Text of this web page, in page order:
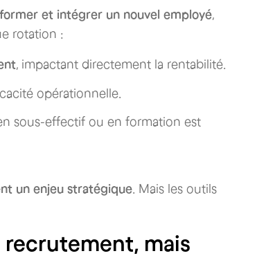
et intégrer un nouvel employé,
rotation :
, impactant directement la rentabilité.
opérationnelle.
sous-effectif ou en formation est
un enjeu stratégique . Mais les outils
recrutement, mais